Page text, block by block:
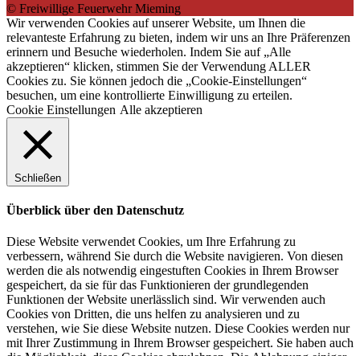
© Freiwillige Feuerwehr Mieming
Wir verwenden Cookies auf unserer Website, um Ihnen die
relevanteste Erfahrung zu bieten, indem wir uns an Ihre Präferenzen
erinnern und Besuche wiederholen. Indem Sie auf „Alle
akzeptieren“ klicken, stimmen Sie der Verwendung ALLER
Cookies zu. Sie können jedoch die „Cookie-Einstellungen“
besuchen, um eine kontrollierte Einwilligung zu erteilen.
Cookie Einstellungen Alle akzeptieren
Schließen
Überblick über den Datenschutz
Diese Website verwendet Cookies, um Ihre Erfahrung zu
verbessern, während Sie durch die Website navigieren. Von diesen
werden die als notwendig eingestuften Cookies in Ihrem Browser
gespeichert, da sie für das Funktionieren der grundlegenden
Funktionen der Website unerlässlich sind. Wir verwenden auch
Cookies von Dritten, die uns helfen zu analysieren und zu
verstehen, wie Sie diese Website nutzen. Diese Cookies werden nur
mit Ihrer Zustimmung in Ihrem Browser gespeichert. Sie haben auch